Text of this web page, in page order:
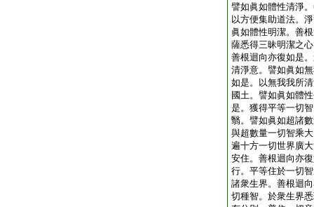
譬如眞如體性清淨
以方便集助道法。
眞如體性明潔。善
薩悉得三昧明潔之
善根迴向亦復如是
清淨意。譬如眞如
如是。以無我我所
國土。譬如眞如體
是。獲得平等一切
翳。譬如眞如超諸
與超數量一切智乘
遍十方一切世界廣
安住。善根迴向亦
行。平等住於一切
諸衆生界。善根迴
切種智。於衆生界